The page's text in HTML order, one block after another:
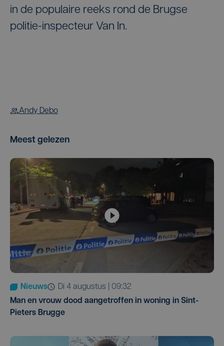
in de populaire reeks rond de Brugse
politie-inspecteur Van In.
Andy Debo
Meest gelezen
Nieuws
di 4 augustus | 09:32
Man en vrouw dood aangetroffen in woning in Sint-
Pieters Brugge